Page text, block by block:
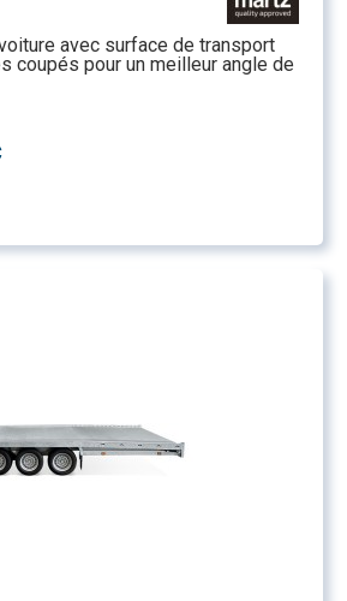
avec surface de transport
coupés pour un meilleur angle de